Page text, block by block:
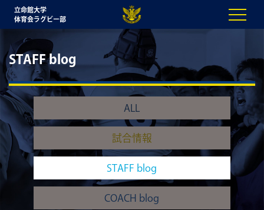
立命館大学
体育会ラグビー部
STAFF blog
ALL
試合情報
STAFF blog
COACH blog